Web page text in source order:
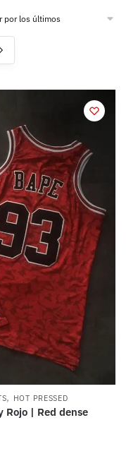
, HOT PRESSED
Rojo | Red dense